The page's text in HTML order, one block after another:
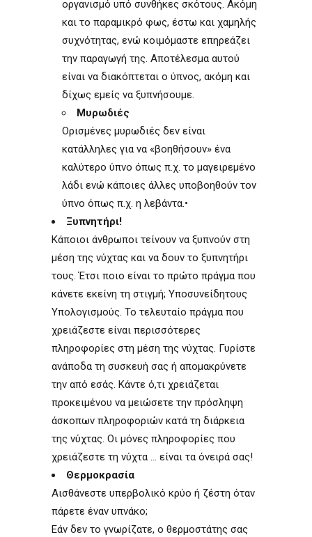
οργανισμό υπό συνθήκες σκότους. Ακόμη
και το παραμικρό φως, έστω και χαμηλής
συχνότητας, ενώ κοιμόμαστε επηρεάζει
την παραγωγή της. Αποτέλεσμα αυτού
είναι να διακόπτεται ο ύπνος, ακόμη και
δίχως εμείς να ξυπνήσουμε.
Μυρωδιές
Ορισμένες μυρωδιές δεν είναι
κατάλληλες για να «βοηθήσουν» ένα
καλύτερο ύπνο όπως π.χ. το μαγειρεμένο
λάδι ενώ κάποιες άλλες υποβοηθούν τον
ύπνο όπως π.χ. η λεβάντα.•
Ξυπνητήρι!
Κάποιοι άνθρωποι τείνουν να ξυπνούν στη
μέση της νύχτας και να δουν το ξυπνητήρι
τους. Έτσι ποιο είναι το πρώτο πράγμα που
κάνετε εκείνη τη στιγμή; Υποσυνείδητους
Υπολογισμούς. Το τελευταίο πράγμα που
χρειάζεστε είναι περισσότερες
πληροφορίες στη μέση της νύχτας. Γυρίστε
ανάποδα τη συσκευή σας ή απομακρύνετε
την από εσάς. Κάντε ό,τι χρειάζεται
προκειμένου να μειώσετε την πρόσληψη
άσκοπων πληροφοριών κατά τη διάρκεια
της νύχτας. Οι μόνες πληροφορίες που
χρειάζεστε τη νύχτα ... είναι τα όνειρά σας!
Θερμοκρασία
Αισθάνεστε υπερβολικό κρύο ή ζέστη όταν
πάρετε έναν υπνάκο;
Εάν δεν το γνωρίζατε, ο θερμοστάτης σας